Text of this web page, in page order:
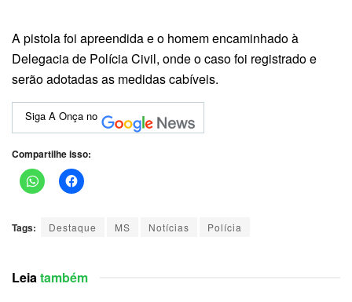
A pistola foi apreendida e o homem encaminhado à
Delegacia de Polícia Civil, onde o caso foi registrado e
serão adotadas as medidas cabíveis.
Siga A Onça no
Compartilhe isso:
Tags: Destaque MS Notícias Polícia
Leiatambém